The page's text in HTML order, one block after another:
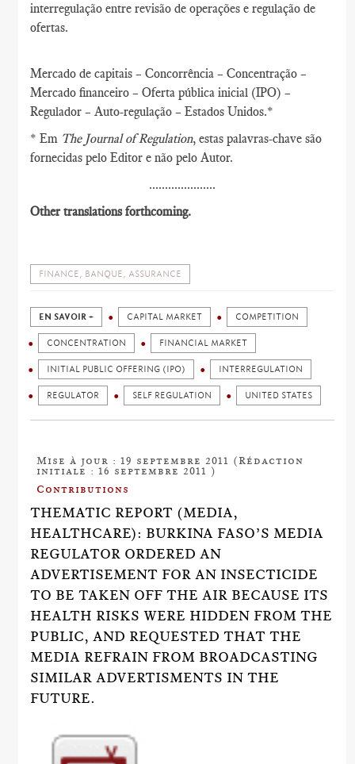
interregulação entre revisão de operações e regulação de
ofertas.
Mercado de capitais – Concorrência – Concentração –
Mercado financeiro – Oferta pública inicial (IPO) –
Regulador – Auto-regulação – Estados Unidos.*
* Em The Journal of Regulation, estas palavras-chave são
fornecidas pelo Editor e não pelo Autor.
.....................
Other translations forthcoming.
FINANCE, BANQUE, ASSURANCE
EN SAVOIR + CAPITAL MARKET COMPETITION
CONCENTRATION FINANCIAL MARKET
INITIAL PUBLIC OFFERING (IPO) INTERREGULATION
REGULATOR SELF REGULATION UNITED STATES
Mise à jour : 19 septembre 2011 (Rédaction
initiale : 16 septembre 2011 )
Contributions
THEMATIC REPORT (MEDIA,
HEALTHCARE): BURKINA FASO’S MEDIA
REGULATOR ORDERED AN
ADVERTISEMENT FOR AN INSECTICIDE
TO BE TAKEN OFF THE AIR BECAUSE ITS
HEALTH RISKS WERE HIDDEN FROM THE
PUBLIC, AND REQUESTED THAT THE
MEDIA REFRAIN FROM BROADCASTING
SIMILAR ADVERTISMENTS IN THE
FUTURE.